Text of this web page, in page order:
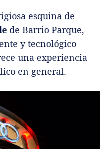
esquina de
de Barrio Parque,
y tecnológico
una experiencia
en general.